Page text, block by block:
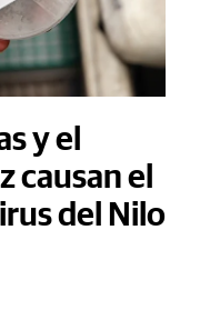
y el
causan el
del Nilo